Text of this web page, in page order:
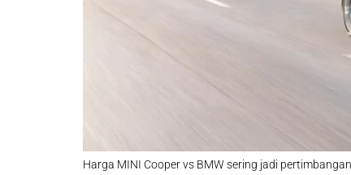
Harga MINI Cooper vs BMW sering jadi